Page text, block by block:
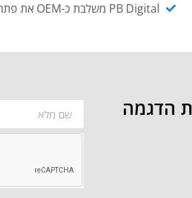
PB Digital משלבת כ-OEM את פתרון אינטגרציית ה-API של חברת WSO2 - המאפשר לחבר בקלות בין מערכות ארגוניות
הדגמה